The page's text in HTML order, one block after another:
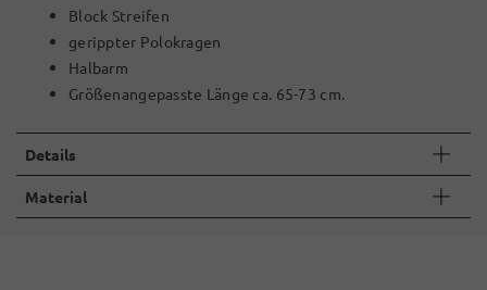
Block Streifen
gerippter Polokragen
Halbarm
Größenangepasste Länge ca. 65-73 cm.
Details
Material